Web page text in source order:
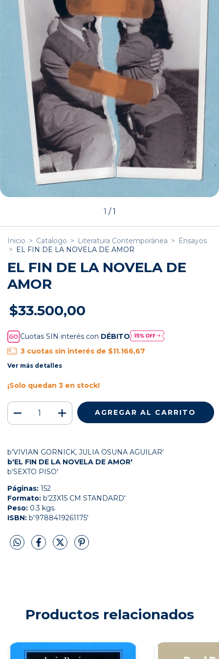
1 /1
Inicio > Catalogo > Literatura Contemporánea > Ensayos
> EL FIN DE LA NOVELA DE AMOR
EL FIN DE LA NOVELA DE
AMOR
$33.500,00
Cuotas SIN interés con DÉBITO
3 cuotas sin interés de $11.166,67
Ver más detalles
¡Solo quedan 3 en stock!
b'VIVIAN GORNICK, JULIA OSUNA AGUILAR'
b'EL FIN DE LA NOVELA DE AMOR'
b'SEXTO PISO'
Páginas: 152
Formato: b'23X15 CM STANDARD'
Peso: 0.3 kgs.
ISBN: b'9788419261175'
Productos relacionados